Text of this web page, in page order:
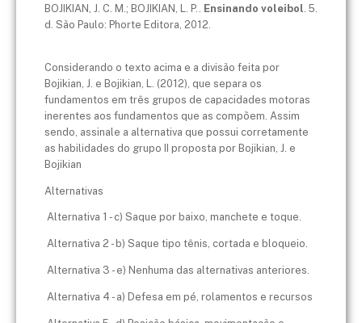
BOJIKIAN, J. C. M.; BOJIKIAN, L. P.. Ensinando voleibol. 5.
d. São Paulo: Phorte Editora, 2012.
Considerando o texto acima e a divisão feita por
Bojikian, J. e Bojikian, L. (2012), que separa os
fundamentos em três grupos de capacidades motoras
inerentes aos fundamentos que as compõem. Assim
sendo, assinale a alternativa que possui corretamente
as habilidades do grupo II proposta por Bojikian, J. e
Bojikian
Alternativas
Alternativa 1 - c) Saque por baixo, manchete e toque.
Alternativa 2 - b) Saque tipo tênis, cortada e bloqueio.
Alternativa 3 - e) Nenhuma das alternativas anteriores.
Alternativa 4 - a) Defesa em pé, rolamentos e recursos